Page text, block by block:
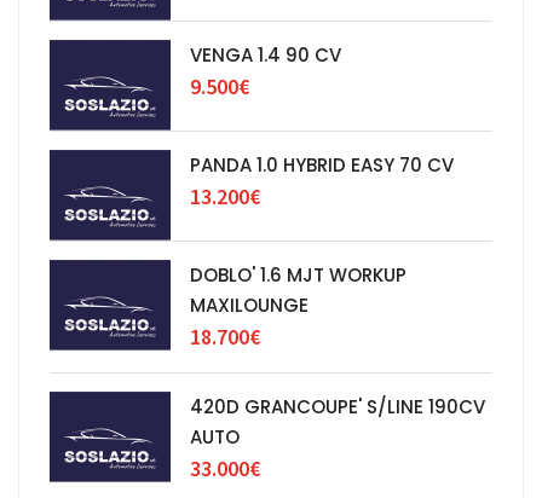
VENGA 1.4 90 CV
9.500€
PANDA 1.0 HYBRID EASY 70 CV
13.200€
DOBLO' 1.6 MJT WORKUP
MAXILOUNGE
18.700€
420D GRANCOUPE' S/LINE 190CV
AUTO
33.000€